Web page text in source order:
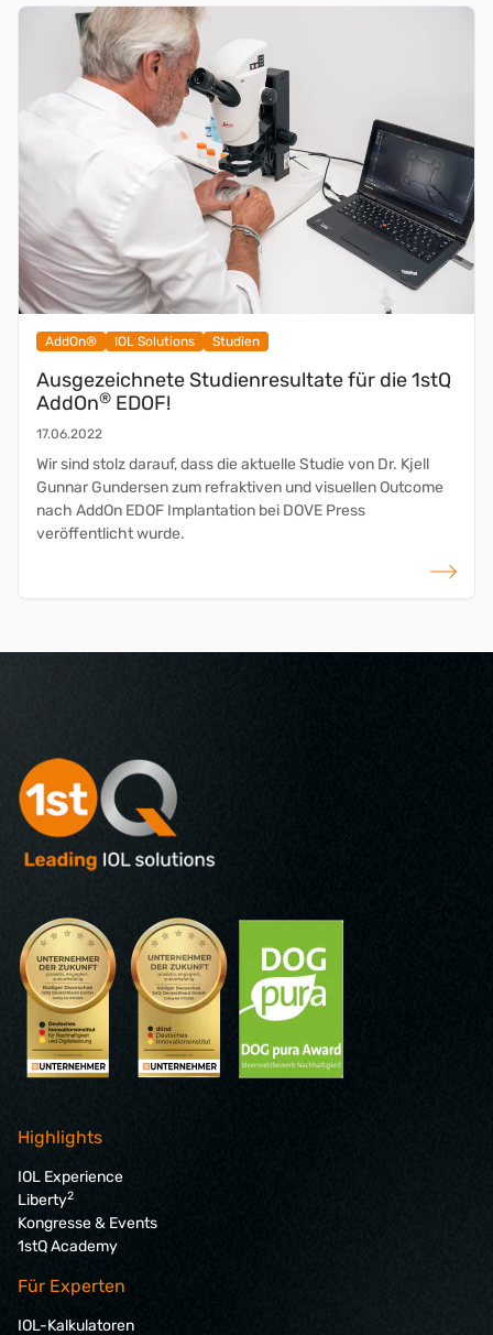
AddOn® IOL Solutions Studien
Ausgezeichnete Studienresultate für die 1stQ
AddOn® EDOF!
17.06.2022
Wir sind stolz darauf, dass die aktuelle Studie von Dr. Kjell
Gunnar Gundersen zum refraktiven und visuellen Outcome
nach AddOn EDOF Implantation bei DOVE Press
veröffentlicht wurde.
Highlights
IOL Experience
Liberty2
Kongresse & Events
1stQ Academy
Für Experten
IOL-Kalkulatoren